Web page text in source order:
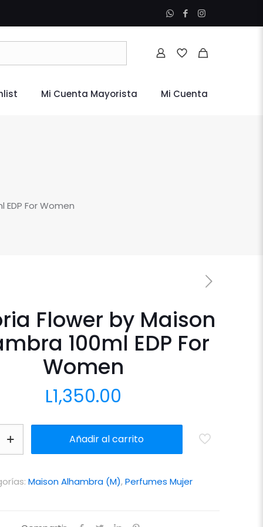
Mi Cuenta Mayorista Mi Cuenta
EDP For Women
Flower by Maison
100ml EDP For
Women
L1,350.00
Añadir al carrito
Maison Alhambra (M),Perfumes Mujer